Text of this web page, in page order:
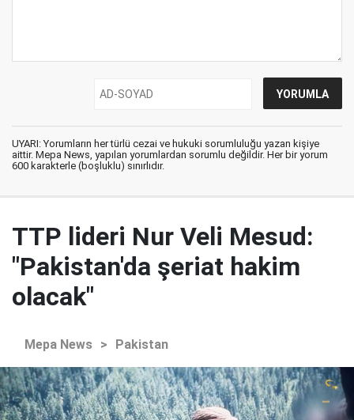
UYARI: Yorumların her türlü cezai ve hukuki sorumluluğu yazan kişiye
aittir. Mepa News, yapılan yorumlardan sorumlu değildir. Her bir yorum
600 karakterle (boşluklu) sınırlıdır.
TTP lideri Nur Veli Mesud:
"Pakistan'da şeriat hakim
olacak"
Mepa News > Pakistan